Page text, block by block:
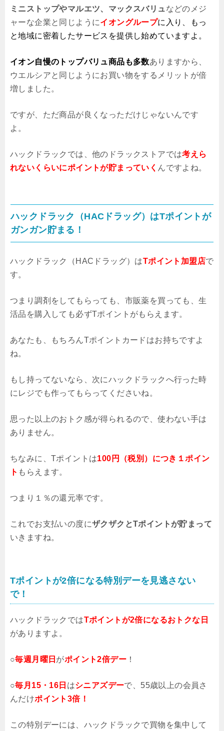
ミニストップやマルエツ、マックスバリュ などのメジ
ャーな企業と同じようにイオングループに入り、もっ
と地域に密着したサービスを提供し始めていますよ。
イオン自慢のトップバリュ商品も多数ありますから、
ウエルシアと同じようにお買い物をするメリットが倍
増しました。
ですが、ただ商品が良くなっただけじゃないんです
よ。
ハックドラックでは、他のドラックストアでは考えら
れないくらいにポイントが貯まっていく んですよね。
ハックドラック（HACドラッグ）はTポイントが
ガンガン貯まる！
ハックドラック（HACドラッグ）はTポイント加盟店で
す。
つまり調剤をしてもらっても、市販薬を買っても、生
活品を購入しても必ずTポイントがもらえます。
あなたも、もちろんTポイントカードはお持ちですよ
ね。
もし持ってないなら、次にハックドラックへ行った時
にレジでも作ってもらってくださいね。
思った以上のおトク感が得られるので、使わない手は
ありません。
ちなみに、Tポイントは100円（税別）につき１ポイン
ト もらえます。
つまり１％の還元率です。
これでお支払いの度にザクザクとTポイントが貯まって
いきますね。
Tポイントが2倍になる特別デーを見逃さない
で！
ハックドラックではTポイントが2倍になるおトクな日
がありますよ。
○毎週月曜日 がポイント2倍デー ！
○毎月15・16日 はシニアズデーで、55歳以上の会員さ
んだけポイント3倍！
この特別デーには、ハックドラックで買物を集中して